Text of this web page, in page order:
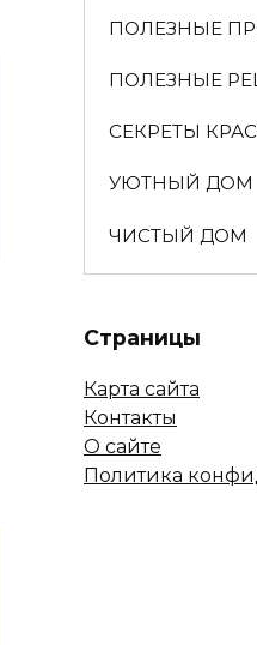
ПОЛЕЗНЫЕ
ПОЛЕЗНЫЕ
СЕКРЕТЫ
УЮТНЫЙ ДОМ
ЧИСТЫЙ ДОМ
Страницы
Карта сайта
Контакты
О сайте
Политика